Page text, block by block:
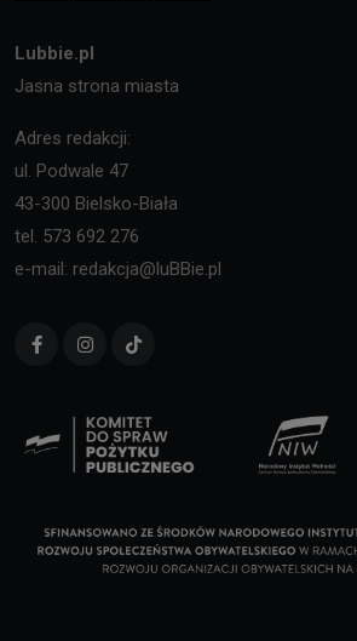
Lubbie.pl
Jasna strona miasta
Adres redakcji:
ul. Podwale 47
43-300 Bielsko-Biała
tel. 573 692 276
e-mail: redakcja@luBBie.pl